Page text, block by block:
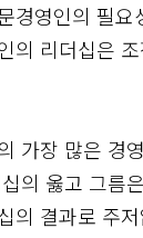
경영인의 필
의 리더십은
가장 많은 경
의 옳고 그름
의 결과로 주